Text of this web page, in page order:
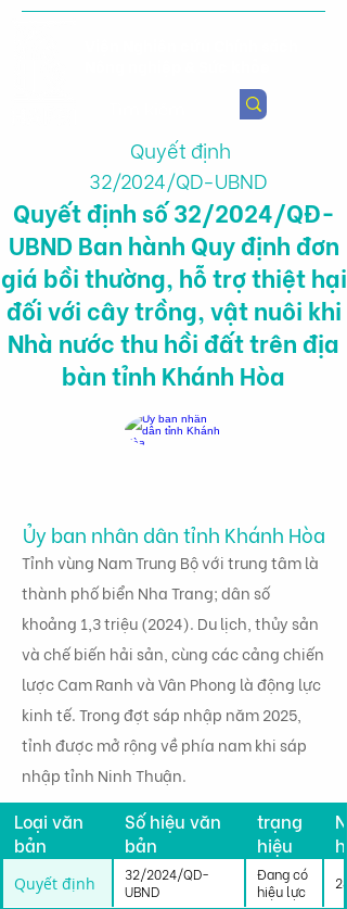
Quyết định
32/2024/QD-UBND
Quyết định số 32/2024/QĐ-
UBND Ban hành Quy định đơn
giá bồi thường, hỗ trợ thiệt hại
đối với cây trồng, vật nuôi khi
Nhà nước thu hồi đất trên địa
bàn tỉnh Khánh Hòa
Ủy ban nhân dân tỉnh Khánh Hòa
Tỉnh vùng Nam Trung Bộ với trung tâm là
thành phố biển Nha Trang; dân số
khoảng 1,3 triệu (2024). Du lịch, thủy sản
và chế biến hải sản, cùng các cảng chiến
lược Cam Ranh và Vân Phong là động lực
kinh tế. Trong đợt sáp nhập năm 2025,
tỉnh được mở rộng về phía nam khi sáp
nhập tỉnh Ninh Thuận.
Loại văn
bản
Số hiệu văn
bản
trạng
hiệu
lực
Quyết định
32/2024/QD-
UBND
Đang có
hiệu lực